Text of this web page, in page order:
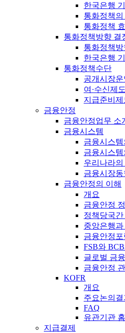
한국은행
통화정책
통화정책
통화정책방향 결
통화정책방
한국은행
통화정책수단
공개시장운
여·수신제도
지급준비제
금융안정
금융안정업무 소
금융시스템
금융시스템
금융시스
우리나라
금융시장동
금융안정의 이해
개요
금융안정
정책당국
중앙은행
금융안정포
FSB와
글로벌 금
금융안정
KOFR
개요
주요논의결
FAQ
유관기관
지급결제